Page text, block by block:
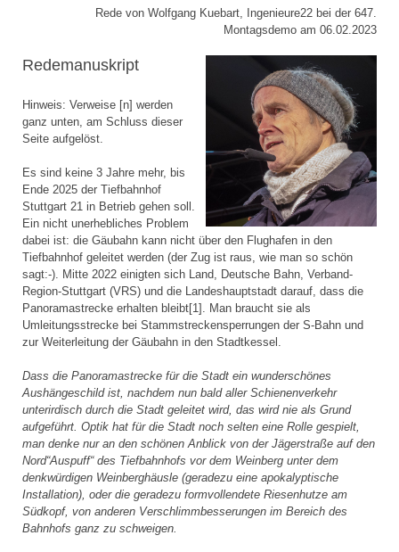
Rede von Wolfgang Kuebart, Ingenieure22 bei der 647.
Montagsdemo am 06.02.2023
Redemanuskript
Hinweis: Verweise [n] werden
ganz unten, am Schluss dieser
Seite aufgelöst.
Es sind keine 3 Jahre mehr, bis
Ende 2025 der Tiefbahnhof
Stuttgart 21 in Betrieb gehen soll.
Ein nicht unerhebliches Problem
dabei ist: die Gäubahn kann nicht über den Flughafen in den
Tiefbahnhof geleitet werden (der Zug ist raus, wie man so schön
sagt:-). Mitte 2022 einigten sich Land, Deutsche Bahn, Verband-
Region-Stuttgart (VRS) und die Landeshauptstadt darauf, dass die
Panoramastrecke erhalten bleibt[1]. Man braucht sie als
Umleitungsstrecke bei Stammstreckensperrungen der S-Bahn und
zur Weiterleitung der Gäubahn in den Stadtkessel.
Dass die Panoramastrecke für die Stadt ein wunderschönes
Aushängeschild ist, nachdem nun bald aller Schienenverkehr
unterirdisch durch die Stadt geleitet wird, das wird nie als Grund
aufgeführt. Optik hat für die Stadt noch selten eine Rolle gespielt,
man denke nur an den schönen Anblick von der Jägerstraße auf den
Nord“Auspuff“ des Tiefbahnhofs vor dem Weinberg unter dem
denkwürdigen Weinberghäusle (geradezu eine apokalyptische
Installation), oder die geradezu formvollendete Riesenhutze am
Südkopf, von anderen Verschlimmbesserungen im Bereich des
Bahnhofs ganz zu schweigen.